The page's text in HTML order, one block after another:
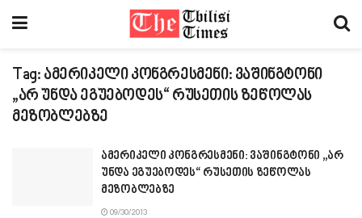
Tag: ამერიკელი კონგრესმენი: ვაშინგტონი
„არ უნდა ეგუებოდეს“ რუსეთის ზეწოლას
მეზობლებზე
ამერიკელი კონგრესმენი: ვაშინგტონი „არ
უნდა ეგუებოდეს“ რუსეთის ზეწოლას
მეზობლებზე
09/30/2013